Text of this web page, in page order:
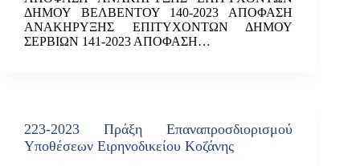
ΔΗΜΟΥ ΒΕΛΒΕΝΤΟΥ 140-2023 ΑΠΟΦΑΣΗ
ΑΝΑΚΗΡΥΞΗΣ ΕΠΙΤΥΧΟΝΤΩΝ ΔΗΜΟΥ
ΣΕΡΒΙΩΝ 141-2023 ΑΠΟΦΑΣΗ…
223-2023 Πράξη Επαναπροσδιορισμού
Υποθέσεων Ειρηνοδικείου Κοζάνης